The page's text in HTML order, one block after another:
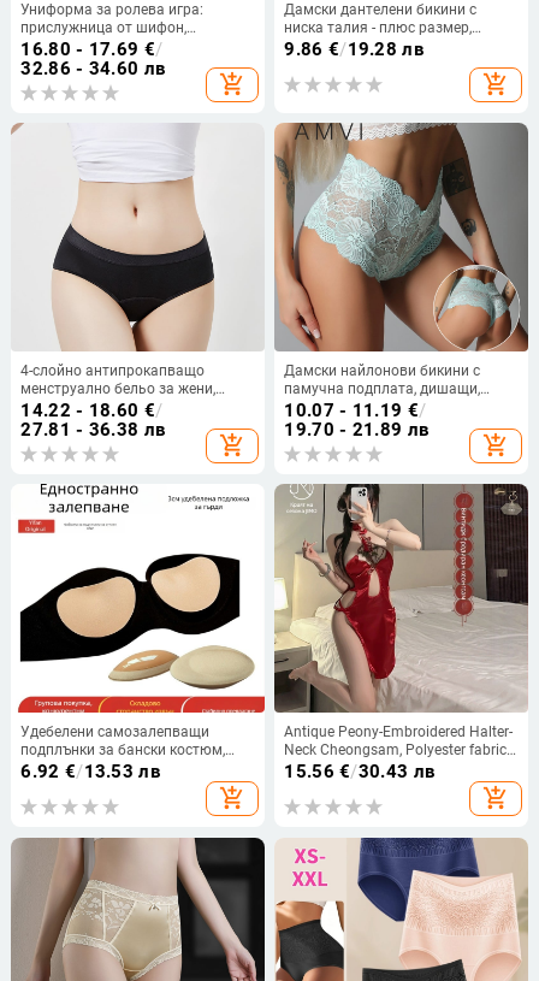
Униформа за ролева игра:
прислужница от шифон,
полупрозрачна нощница,
полиестер 80–90%, за жена, лято
2025
16.80 - 17.69 €/
32.86 - 34.60 лв
add_shopping_cart
Дамски дантелени бикини с
ниска талия - плюс размер,
повдигане на дупето, дишащи,
бързосъхнещи, антибактериални,
плетени памук+еластан,
вътрешна памучна вложка
9.86 €/19.28 лв
add_shopping_cart
4-слойно антипрокапващо
менструално бельо за жени,
средна талия, голям размер
14.22 - 18.60 €/
27.81 - 36.38 лв
add_shopping_cart
Дамски найлонови бикини с
памучна подплата, дишащи,
ниска талия, дантела, флорални
мотиви
10.07 - 11.19 €/
19.70 - 21.89 лв
add_shopping_cart
Удебелени самозалепващи
подплънки за бански костюм,
силиконови вложки за чаши,
6.92 €/13.53 лв
add_shopping_cart
Antique Peony-Embroidered Halter-
Neck Cheongsam, Polyester fabric,
90-95% polyester, Sheer Side Slit
15.56 €/30.43 лв
add_shopping_cart